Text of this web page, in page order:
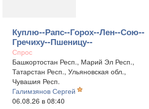
Куплю--Рапс--Горох--Лен--Сою--
Гречиху--Пшеницу--
Спрос
Башкортостан Респ., Марий Эл Респ.,
Татарстан Респ., Ульяновская обл.,
Чувашия Респ.
Галимзянов Сергей
06.08.26 в 08:40